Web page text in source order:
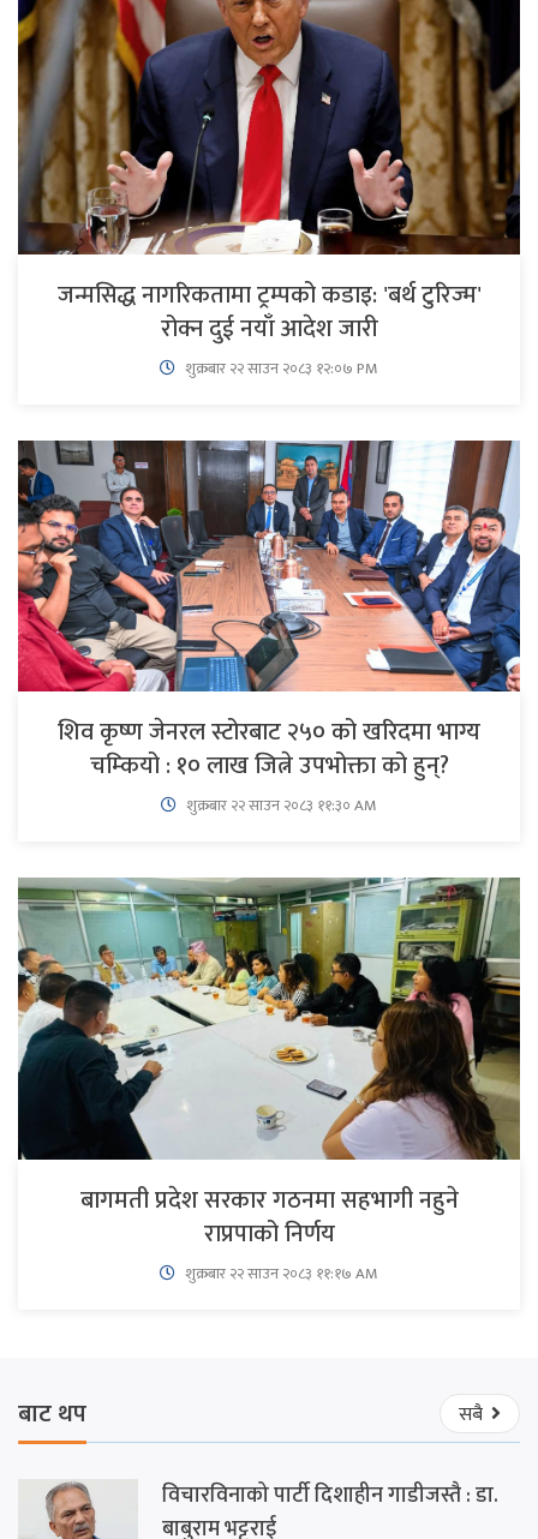
जन्मसिद्ध नागरिकतामा ट्रम्पको कडाइ: 'बर्थ टुरिज्म'
रोक्न दुई नयाँ आदेश जारी
शुक्रबार​ २२ साउन २०८३ १२:०७ PM
शिव कृष्ण जेनरल स्टोरबाट २५० को खरिदमा भाग्य
चम्कियो : १० लाख जित्ने उपभोक्ता को हुन्?
शुक्रबार​ २२ साउन २०८३ ११:३० AM
बागमती प्रदेश सरकार गठनमा सहभागी नहुने
राप्रपाको निर्णय
शुक्रबार​ २२ साउन २०८३ ११:१७ AM
बाट थप सबै
विचारविनाको पार्टी दिशाहीन गाडीजस्तै : डा.
बाबुराम भट्टराई